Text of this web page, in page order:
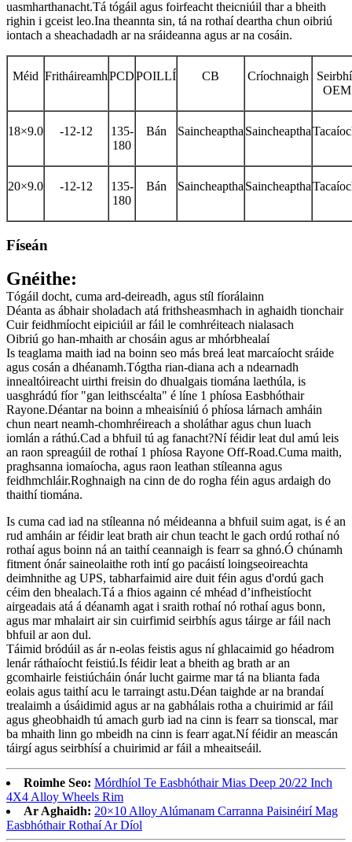
uasmharthanacht.Tá tógáil agus foirfeacht theicniúil thar a bheith
righin i gceist leo.Ina theannta sin, tá na rothaí deartha chun oibriú
iontach a sheachadadh ar na sráideanna agus ar na cosáin.
Méid FritháireamhPCDPOILLÍ CB Críochnaigh
OEM
18×9.0 -12-12
135-
180
Bán Saincheaptha Saincheaptha
20×9.0 -12-12
135-
180
Bán Saincheaptha Saincheaptha
Físeán
Gnéithe:
Tógáil docht, cuma ard-deireadh, agus stíl fíorálainn
Déanta as ábhair sholadach atá frithsheasmhach in aghaidh tionchair
Cuir feidhmíocht eipiciúil ar fáil le comhréiteach nialasach
Oibriú go han-mhaith ar chosáin agus ar mhórbhealaí
Is teaglama maith iad na boinn seo más breá leat marcaíocht sráide
agus cosán a dhéanamh.Tógtha rian-diana ach a ndearnadh
innealtóireacht uirthi freisin do dhualgais tiomána laethúla, is
uasghrádú fíor "gan leithscéalta" é líne 1 phíosa Easbhóthair
Rayone.Déantar na boinn a mheaisíniú ó phíosa lárnach amháin
chun neart neamh-chomhréireach a sholáthar agus chun luach
iomlán a ráthú.Cad a bhfuil tú ag fanacht?Ní féidir leat dul amú leis
an raon spreagúil de rothaí 1 phíosa Rayone Off-Road.Cuma maith,
praghsanna iomaíocha, agus raon leathan stíleanna agus
feidhmchláir.Roghnaigh na cinn de do rogha féin agus ardaigh do
thaithí tiomána.
Is cuma cad iad na stíleanna nó méideanna a bhfuil suim agat, is é an
rud amháin ar féidir leat brath air chun teacht le gach ordú rothaí nó
rothaí agus boinn ná an taithí ceannaigh is fearr sa ghnó.Ó chúnamh
fitment ónár saineolaithe roth intí go pacáistí loingseoireachta
deimhnithe ag UPS, tabharfaimid aire duit féin agus d'ordú gach
céim den bhealach.Tá a fhios againn cé mhéad d’infheistíocht
airgeadais atá á déanamh agat i sraith rothaí nó rothaí agus bonn,
agus mar mhalairt air sin cuirfimid seirbhís agus táirge ar fáil nach
bhfuil ar aon dul.
Táimid bródúil as ár n-eolas feistis agus ní ghlacaimid go héadrom
lenár ráthaíocht feistiú.Is féidir leat a bheith ag brath ar an
gcomhairle feistiúcháin ónár lucht gairme mar tá na blianta fada
eolais agus taithí acu le tarraingt astu.Déan taighde ar na brandaí
trealaimh a úsáidimid agus ar na gabhálais rotha a chuirimid ar fáil
agus gheobhaidh tú amach gurb iad na cinn is fearr sa tionscal, mar
ba mhaith linn go mbeidh na cinn is fearr agat.Ní féidir an meascán
táirgí agus seirbhísí a chuirimid ar fáil a mheaitseáil.
Roimhe Seo: Mórdhíol Te Easbhóthair Mias Deep 20/22 Inch
4X4 Alloy Wheels Rim
Ar Aghaidh: 20×10 Alloy Alúmanam Carranna Paisinéirí Mag
Easbhóthair Rothaí Ar Díol